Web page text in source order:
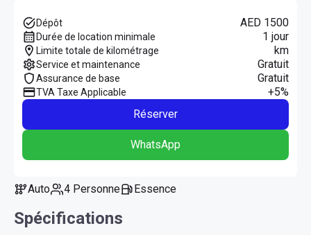
Dépôt AED 1500
Durée de location minimale 1 jour
Limite totale de kilométrage km
Service et maintenance Gratuit
Assurance de base Gratuit
TVA Taxe Applicable
+5%
Réserver
WhatsApp
Auto 4 Personne Essence
Spécifications